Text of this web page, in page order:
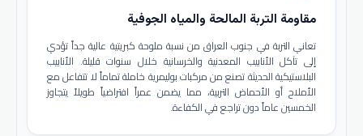
مقاومة التربة المالحة والمياه الجوفية
تعاني التربة في جنوب العراق من نسبة ملوحة كبريتية عالية جداً تؤدي
إلى تآكل الأنابيب المعدنية والخرسانية خلال سنوات قليلة. الأنابيب
البلاستيكية الحديثة تصنع من مركبات بوليمرية خاملة تماماً لا تتفاعل مع
الأملاح أو الأحماض التربية، مما يضمن عمراً افتراضياً طويلاً يتجاوز
الخمسين عاماً دون تراجع في الكفاءة.